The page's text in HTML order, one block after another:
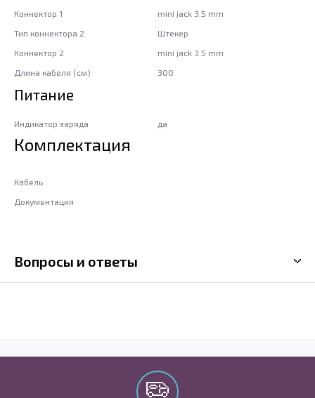
Коннектор 1
mini jack 3.5 mm
Тип коннектора 2
Штекер
Коннектор 2
mini jack 3.5 mm
Длина кабеля (см)
300
Питание
Индикатор заряда да
Комплектация
Кабель
Документация
Вопросы и ответы